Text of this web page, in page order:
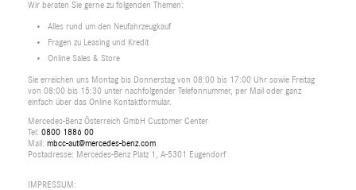
Wir beraten Sie gerne zu folgenden Themen:
Alles rund um den Neufahrzeugkauf
Fragen zu Leasing und Kredit
Online Sales & Store
Sie erreichen uns Montag bis Donnerstag von 08:00 bis 17:00 Uhr sowie Freitag
von 08:00 bis 15:30 unter nachfolgender Telefonnummer, per Mail oder ganz
einfach über das Online Kontaktformular.
Mercedes-Benz Österreich GmbH Customer Center
Tel: 0800 1886 00
Mail: mbcc-aut@mercedes-benz.com
Postadresse: Mercedes-Benz Platz 1, A-5301 Eugendorf
IMPRESSUM: